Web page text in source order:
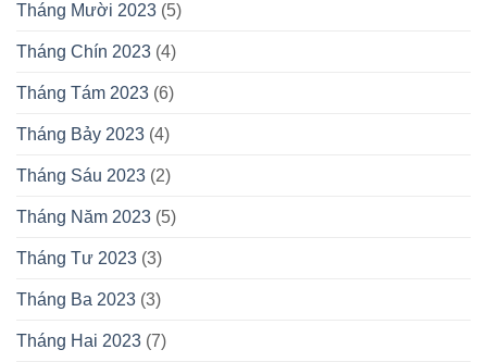
Tháng Mười 2023 (5)
Tháng Chín 2023 (4)
Tháng Tám 2023 (6)
Tháng Bảy 2023 (4)
Tháng Sáu 2023 (2)
Tháng Năm 2023 (5)
Tháng Tư 2023 (3)
Tháng Ba 2023 (3)
Tháng Hai 2023 (7)